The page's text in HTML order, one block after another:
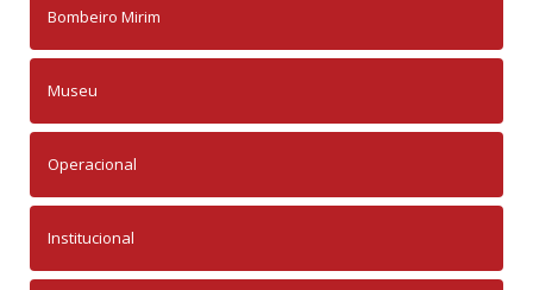
Bombeiro Mirim
Museu
Operacional
Institucional